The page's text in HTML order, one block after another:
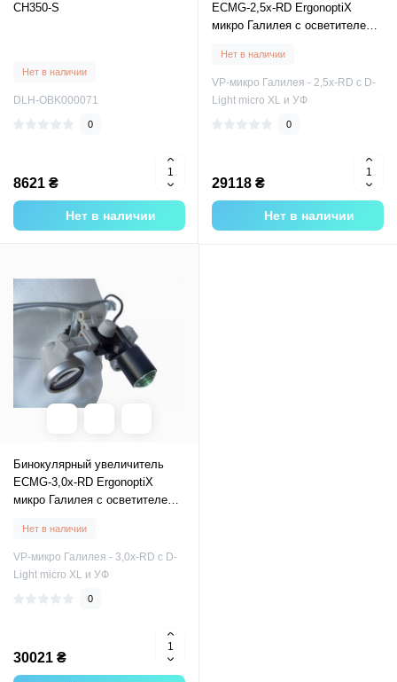
CH350-S
Нет в наличии
DLH-OBK000071
0
8621 ₴
Нет в наличии
ECMG-2,5x-RD ErgonoptiX
микро Галилея с осветителем
Нет в наличии
VP-микро Галилея - 2,5х-RD с D-
Light micro XL и УФ
0
29118 ₴
Нет в наличии
Бинокулярный увеличитель
ECMG-3,0x-RD ErgonoptiX
микро Галилея с осветителем
Нет в наличии
VP-микро Галилея - 3,0х-RD с D-
Light micro XL и УФ
0
30021 ₴